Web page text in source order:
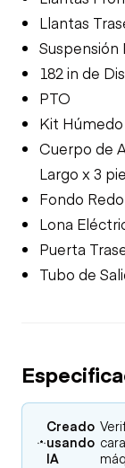
Llantas
Suspensión
182 in de
PTO
Kit Húmedo
Cuerpo de
Largo x 3
Fondo
Lona
Puerta
Tubo de
Creado
usando
IA